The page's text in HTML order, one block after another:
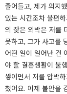
줄어들고, 제가 의지
있는 시간조차 불편
의 잦은 외박은 저를
못하고, 그가 사고를
어떤 일이 일어난 건
야 할 결혼생활이 불
쌓이면서 저를 압박
쳤어요. 이제 불안을